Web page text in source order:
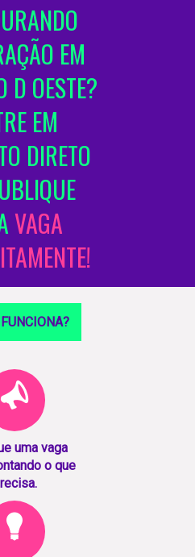
EM
D OESTE?
EM
DIRETO
VAGA
uma vaga
o que